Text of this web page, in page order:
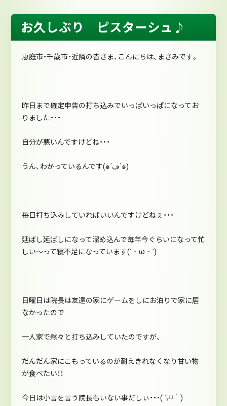
お久しぶり ピスターシュ♪
恵庭市・千歳市・近隣の皆さま、こんにちは、まさみです。
昨日まで確定申告の打ち込みでいっぱいっぱになってお
りました・・・
自分が悪いんですけどね・・・
うん、わかっているんです(๑´ڡ`๑)
毎日打ち込みしていればいいんですけどねぇ・・・
延ばし延ばしになって溜め込んで毎年今ぐらいになって忙
しい～って寝不足になっています(´‐ω‐`)
日曜日は院長は友達の家にゲームをしにお泊りで家に居
なかったので
一人家で黙々と打ち込みしていたのですが、
だんだん家にこもっているのが耐えきれなくなり甘い物
が食べたい！！
今日は小言を言う院長もいない事だしぃ・・・( ´艸｀)